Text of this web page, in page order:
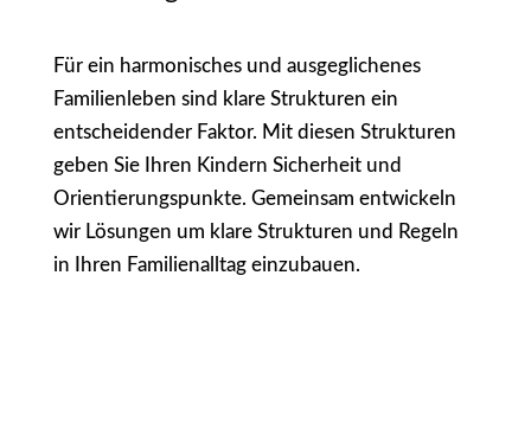
Für ein harmonisches und ausgeglichenes
Familienleben sind klare Strukturen ein
entscheidender Faktor. Mit diesen Strukturen
geben Sie Ihren Kindern Sicherheit und
Orientierungspunkte. Gemeinsam entwickeln
wir Lösungen um klare Strukturen und Regeln
in Ihren Familienalltag einzubauen.